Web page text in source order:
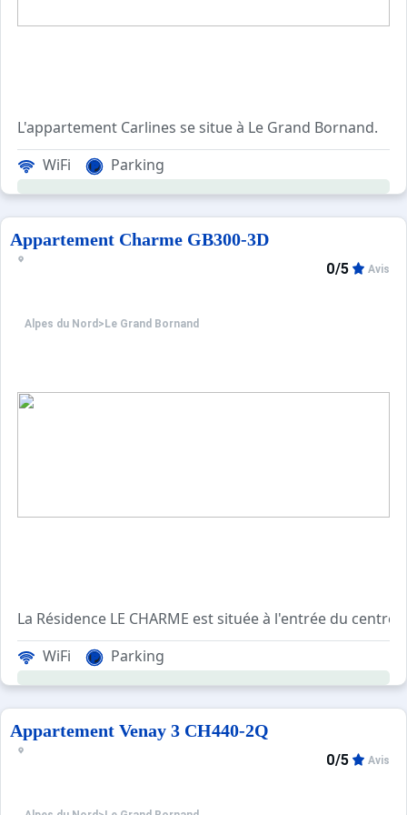
L'appartement Carlines se situe à Le Grand Bornand.
La Résidence LES CARLINES est située au lieu dit Le
Cet appartement de vacances, au 1er étage se
WiFi Parking
Appartement Charme GB300-3D
Alpes du Nord > Le Grand Bornand
0/5 Avis
La Résidence LE CHARME est située à l'entrée du
Cet appartement de vacances, au 3ème étage sans
Les Plus de cette location à la montagne : vue sur
****Environnement****
La Résidence LE CHARME est située dans le quartier
WiFi Parking
Appartement Venay 3 CH440-2Q
0/5 Avis